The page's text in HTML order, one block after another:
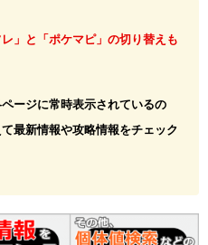
」と「ポケマピ」の切り替えも
ージに常時表示されているの
最新情報や攻略情報をチェック